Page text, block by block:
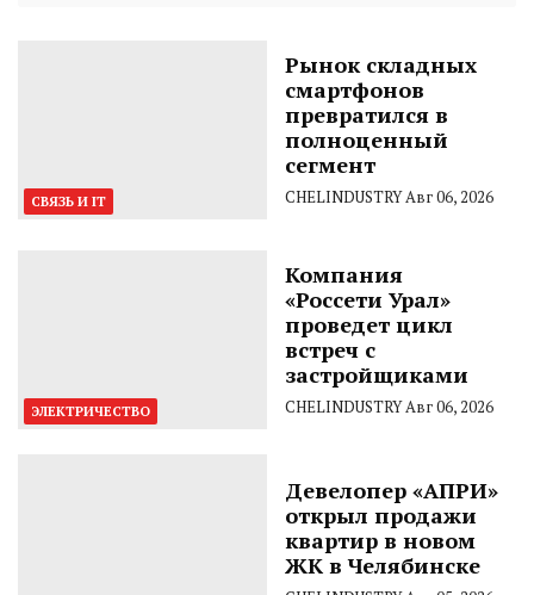
СВЯЗЬ И IT
Рынок складных
смартфонов
превратился в
полноценный
сегмент
CHELINDUSTRYАвг 06, 2026
ЭЛЕКТРИЧЕСТВО
Компания
«Россети Урал»
проведет цикл
встреч с
застройщиками
CHELINDUSTRYАвг 06, 2026
Девелопер «АПРИ»
открыл продажи
квартир в новом
ЖК в Челябинске